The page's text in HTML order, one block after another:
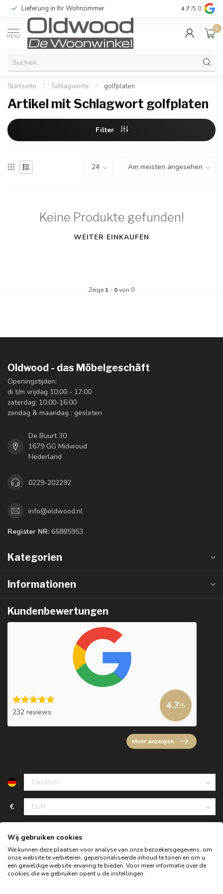
Lieferung in Ihr Wohnzimmer Qualität und
4.7 /5.0
MENU
0
Startseite / Schlagworte / golfplaten
Artikel mit Schlagwort golfplaten
Filter
Keine Produkte gefunden!
WEITER EINKAUFEN
Zeige 1 - 0von 0
Oldwood - das Möbelgeschäft
Openingstijden:
di t/m vrijdag 10:00 - 17:00
zaterdag: 10:00-16:00
zondag & maandag : gesloten
De Buurt 30
1679 GG Midwoud
Nederland
0229-202292
info@oldwood.nl
Register NR: 65885953
Kategorien
Informationen
Kundenbewertungen
232 reviews
4.7/5
Mehr anzeigen
€
Wij gebruiken cookies
We kunnen deze plaatsen voor analyse van onze bezoekersgegevens, om
onze website te verbeteren, gepersonaliseerde inhoud te tonen en om u
een geweldige website-ervaring te bieden. Voor meer informatie over de
cookies die we gebruiken opent u de instellingen.